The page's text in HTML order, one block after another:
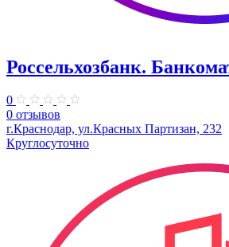
Россельхозбанк.
0
0 отзывов
г.Краснодар, ул.Красных Партизан, 232
Круглосуточно